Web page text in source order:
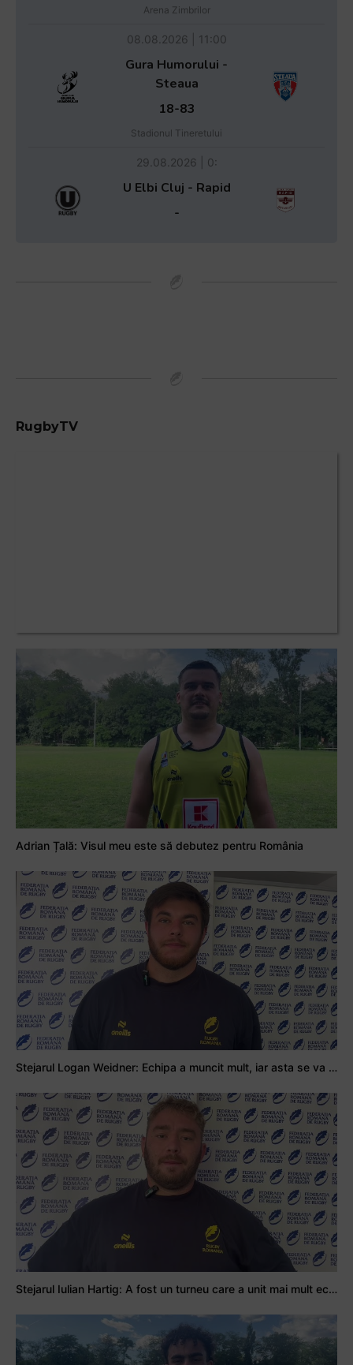
Arena Zimbrilor
08.08.2026 | 11:00
Gura Humorului -
Steaua
18-83
Stadionul Tineretului
29.08.2026 | 0:
U Elbi Cluj - Rapid
-
RugbyTV
Adrian Țală: Visul meu este să debutez pentru România
Stejarul Logan Weidner: Echipa a muncit mult, iar asta se va vedea în meciurile de la Nations Cup
Stejarul Iulian Hartig: A fost un turneu care a unit mai mult echipa